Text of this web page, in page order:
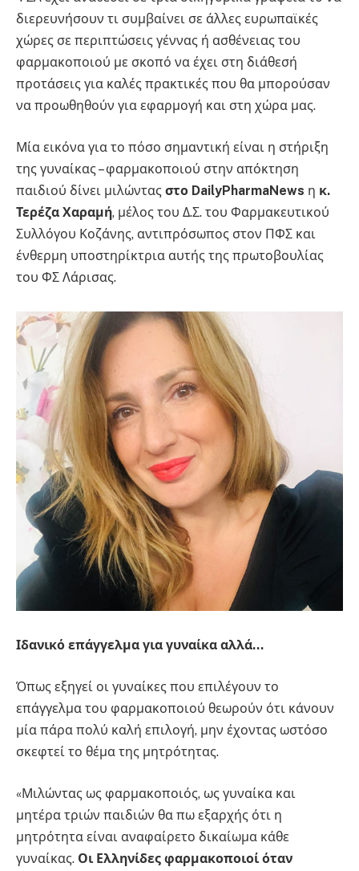
διερευνήσουν τι συμβαίνει σε άλλες ευρωπαϊκές
χώρες σε περιπτώσεις γέννας ή ασθένειας του
φαρμακοποιού με σκοπό να έχει στη διάθεσή
προτάσεις για καλές πρακτικές που θα μπορούσαν
να προωθηθούν για εφαρμογή και στη χώρα μας.
Μία εικόνα για το πόσο σημαντική είναι η στήριξη
της γυναίκας – φαρμακοποιού στην απόκτηση
παιδιού δίνει μιλώντας στο DailyPharmaNews η κ.
Τερέζα Χαραμή, μέλος του Δ.Σ. του Φαρμακευτικού
Συλλόγου Κοζάνης, αντιπρόσωπος στον ΠΦΣ και
ένθερμη υποστηρίκτρια αυτής της πρωτοβουλίας
του ΦΣ Λάρισας.
Ιδανικό επάγγελμα για γυναίκα αλλά…
Όπως εξηγεί οι γυναίκες που επιλέγουν το
επάγγελμα του φαρμακοποιού θεωρούν ότι κάνουν
μία πάρα πολύ καλή επιλογή, μην έχοντας ωστόσο
σκεφτεί το θέμα της μητρότητας.
«Μιλώντας ως φαρμακοποιός, ως γυναίκα και
μητέρα τριών παιδιών θα πω εξαρχής ότι η
μητρότητα είναι αναφαίρετο δικαίωμα κάθε
γυναίκας. Οι Ελληνίδες φαρμακοποιοί όταν